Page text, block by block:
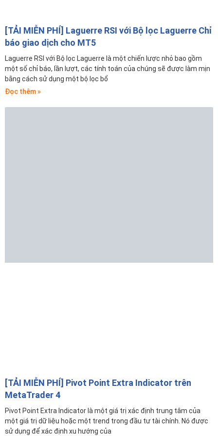
[TẢI MIỄN PHÍ] Laguerre RSI với Bộ lọc Laguerre Chỉ
báo giao dịch cho MT5
Laguerre RSI với Bộ lọc Laguerre là một chiến lược nhỏ bao gồm
một số chỉ báo, lần lượt, các tính toán của chúng sẽ được làm mịn
bằng cách sử dụng một bộ lọc bổ
Đọc thêm »
[TẢI MIỄN PHÍ] Pivot Point Extra Indicator trên
MetaTrader 4
Pivot Point Extra Indicator là một giá trị xác định trung tâm của
một giá trị dữ liệu hoặc một trend trong đầu tư tài chính. Nó được
sử dụng để xác định xu hướng của